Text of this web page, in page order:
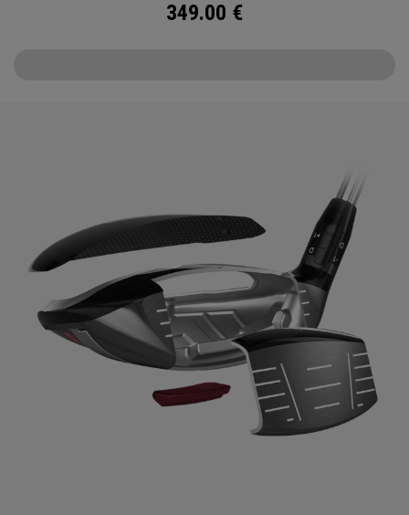
349.00 €